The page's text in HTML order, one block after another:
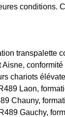
conditions.
transpalette
chariots
Laon,
Chauny,
Gauchy,